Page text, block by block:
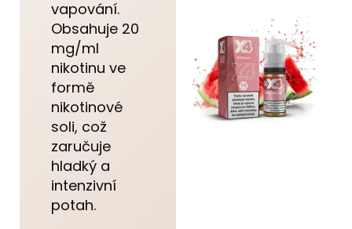
vapování.
Obsahuje 20
mg/ml
nikotinu ve
formě
nikotinové
soli, což
zaručuje
hladký a
intenzivní
potah.